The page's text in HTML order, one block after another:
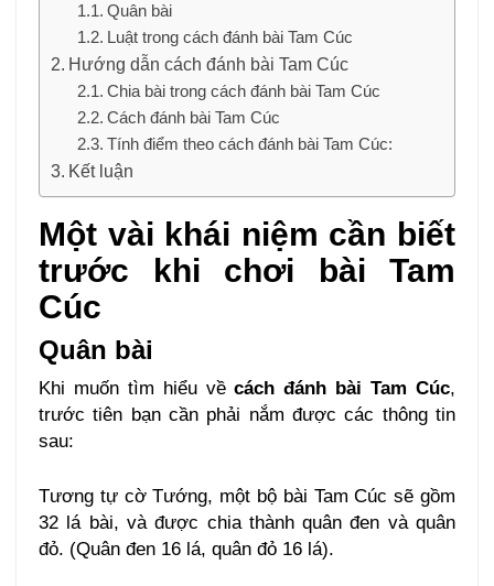
Quân bài
Luật trong cách đánh bài Tam Cúc
Hướng dẫn cách đánh bài Tam Cúc
Chia bài trong cách đánh bài Tam Cúc
Cách đánh bài Tam Cúc
Tính điểm theo cách đánh bài Tam Cúc:
Kết luận
Một vài khái niệm cần biết
trước khi chơi bài Tam
Cúc
Quân bài
Khi muốn tìm hiểu vềcách đánh bài Tam Cúc,
trước tiên bạn cần phải nắm được các thông tin
sau:
Tương tự cờ Tướng, một bộ bài Tam Cúc sẽ gồm
32 lá bài, và được chia thành quân đen và quân
đỏ. (Quân đen 16 lá, quân đỏ 16 lá).